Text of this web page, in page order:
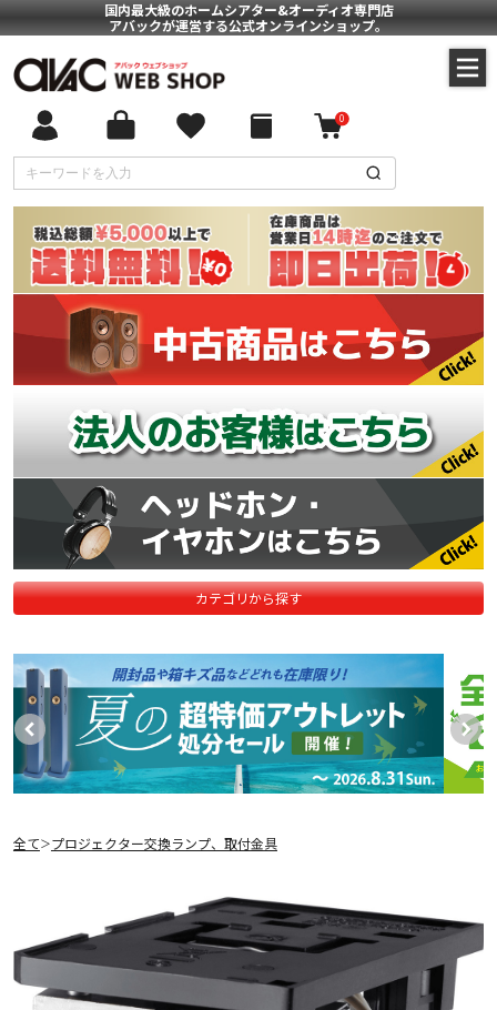
国内最大級のホームシアター&オーディオ専門店
アバックが運営する公式オンラインショップ。
0
カテゴリから探す
全て＞プロジェクター交換ランプ、取付金具